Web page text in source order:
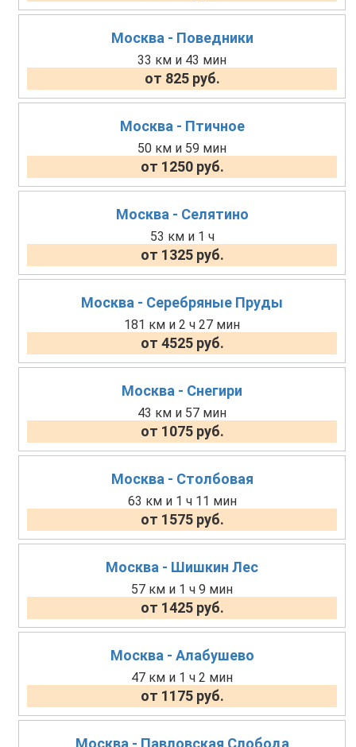
Москва - Поведники
33 км и 43 мин
от 825 руб.
Москва - Птичное
50 км и 59 мин
от 1250 руб.
Москва - Селятино
53 км и 1 ч
от 1325 руб.
Москва - Серебряные Пруды
181 км и 2 ч 27 мин
от 4525 руб.
Москва - Снегири
43 км и 57 мин
от 1075 руб.
Москва - Столбовая
63 км и 1 ч 11 мин
от 1575 руб.
Москва - Шишкин Лес
57 км и 1 ч 9 мин
от 1425 руб.
Москва - Алабушево
47 км и 1 ч 2 мин
от 1175 руб.
Москва - Павловская Слобода